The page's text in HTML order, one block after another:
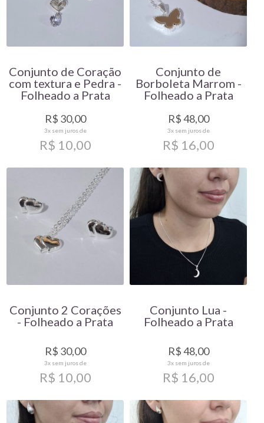
Conjunto de Coração
com textura e Pedra -
Folheado a Prata
R$ 30,00
3xsem juros de
R$ 10,00
Conjunto de
Borboleta Marrom -
Folheado a Prata
R$ 48,00
3xsem juros de
R$ 16,00
Conjunto 2 Corações
- Folheado a Prata
R$ 30,00
3xsem juros de
R$ 10,00
Conjunto Lua -
Folheado a Prata
R$ 48,00
3xsem juros de
R$ 16,00